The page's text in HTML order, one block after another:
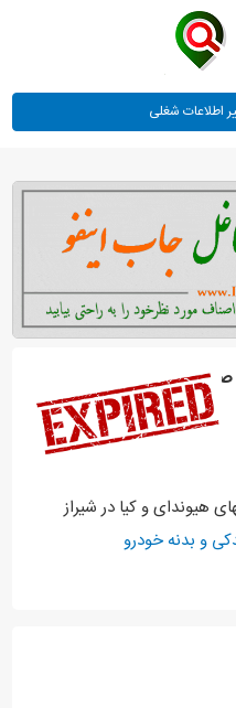
هیوندای و کیا در شیراز
و بدنه خودرو